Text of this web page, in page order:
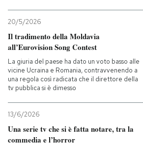
SHOP
CALENDARIO
AREA PERSONALE
Entra
20/5/2026
Il tradimento della Moldavia
all’Eurovision Song Contest
La giuria del paese ha dato un voto basso alle
vicine Ucraina e Romania, contravvenendo a
una regola così radicata che il direttore della
tv pubblica si è dimesso
13/6/2026
Una serie tv che si è fatta notare, tra la
commedia e l’horror